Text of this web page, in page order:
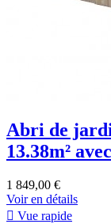
Abri de
13.38m²
1 849,00 €
Voir en détails
 Vue rapide